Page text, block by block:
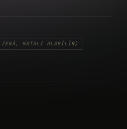
ZEKÂ, HATALI OLABILIR)